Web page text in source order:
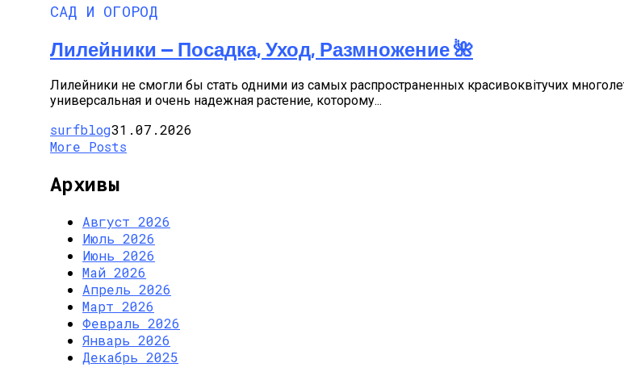
САД И ОГОРОД
Лилейники — Посадка, Уход, Размножение 🌺
Лилейники не смогли бы стать одними из самых распространенных красивоквітучих
универсальная и очень надежная растение, которому...
surfblog31.07.2026
More Posts
Архивы
Август 2026
Июль 2026
Июнь 2026
Май 2026
Апрель 2026
Март 2026
Февраль 2026
Январь 2026
Декабрь 2025